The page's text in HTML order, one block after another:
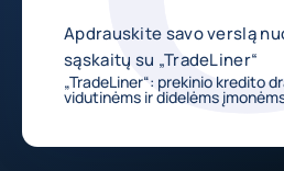
Apdrauskite savo verslą
sąskaitų su „TradeLiner“
„TradeLiner“: prekinio kredito
vidutinėms ir didelėms